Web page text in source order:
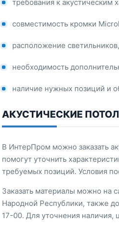
требования к акустическим
совместимость кромки
расположение
необходимость
наличие нужных позиций и
АКУСТИЧЕСКИЕ
В ИнтерПром можно заказать
помогут уточнить
требуемых позиций. Условия
Заказать материалы можно на
Народной Республики, также
17-00. Для уточнения